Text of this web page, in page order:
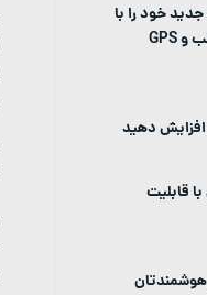
خود را با
گوگل پلی، حسگر ضربان قلب و GPS
افزایش دهید
3بعدی با قابلیت
هوشمندتان